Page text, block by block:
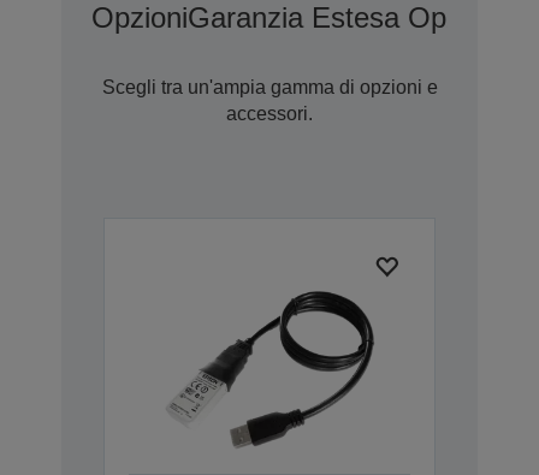
OpzioniGaranzia Estesa
Scegli tra un'ampia gamma di opzioni e
accessori.